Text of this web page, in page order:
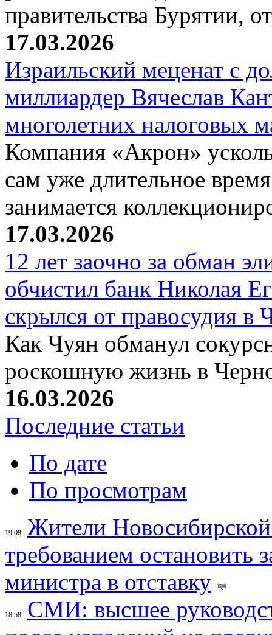
правительства Бурятии,
17.03.2026
Израильский меценат с
миллиардер Вячеслав
многолетних налоговых
Компания «Акрон»
сам уже длительное
занимается
17.03.2026
12 лет заочно за обман
обчистил банк Николая
скрылся от правосудия в
Как Чуян обманул
роскошную жизнь в
16.03.2026
Последние статьи
По дате
По просмотрам
19:08
Жители
требованием остановить
министра в отставку
18:58
СМИ: высшее